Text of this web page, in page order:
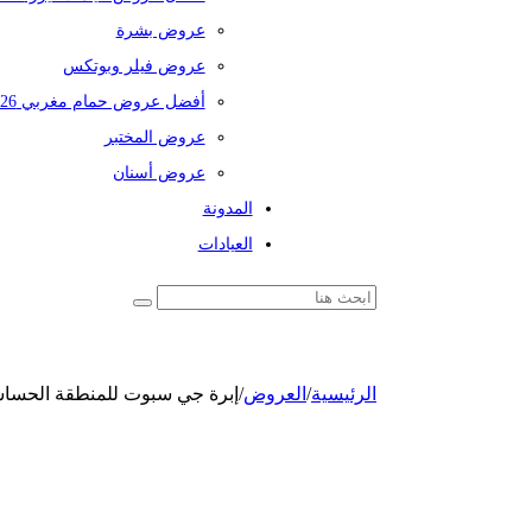
عروض بشرة
عروض فيلر وبوتكس
أفضل عروض حمام مغربي 2026
عروض المختبر
عروض أسنان
المدونة
العيادات
الرئيسية/ العروض/ إبرة جي سبوت للمنطقة